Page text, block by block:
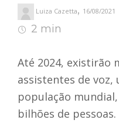
Luiza Cazetta, 16/08/2021
2 min
Até 2024, existirão
assistentes de voz,
população
bilhões de